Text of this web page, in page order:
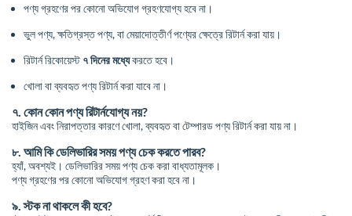
পণ্য গ্রহণের পর কোনো অভিযোগ গ্রহণযোগ্য হবে না।
ভুল পণ্য, ক্ষতিগ্রস্ত পণ্য, বা মেয়াদোত্তীর্ণ পণ্যের ক্ষেত্রে রিটার্ন করা যায়।
রিটার্ন রিকোয়েস্ট ৭ দিনের মধ্যেকরতে হবে।
খোলা বা ব্যবহৃত পণ্য রিটার্ন করা যাবে না।
৭. কোন কোন পণ্য রিটার্নযোগ্য নয়?
হাইজিন এবং নিরাপত্তার কারণে খোলা, ব্যবহৃত বা টেম্পারড পণ্য রিটার্ন করা যায় না।
৮. আমি কি ডেলিভারির সময় পণ্য চেক করতে পারব?
হ্যাঁ, অবশ্যই। ডেলিভারির সময় পণ্য চেক করা বাধ্যতামূলক।
পণ্য গ্রহণের পর কোনো অভিযোগ গ্রহণ করা হবে না।
৯. স্টক না থাকলে কী হবে?